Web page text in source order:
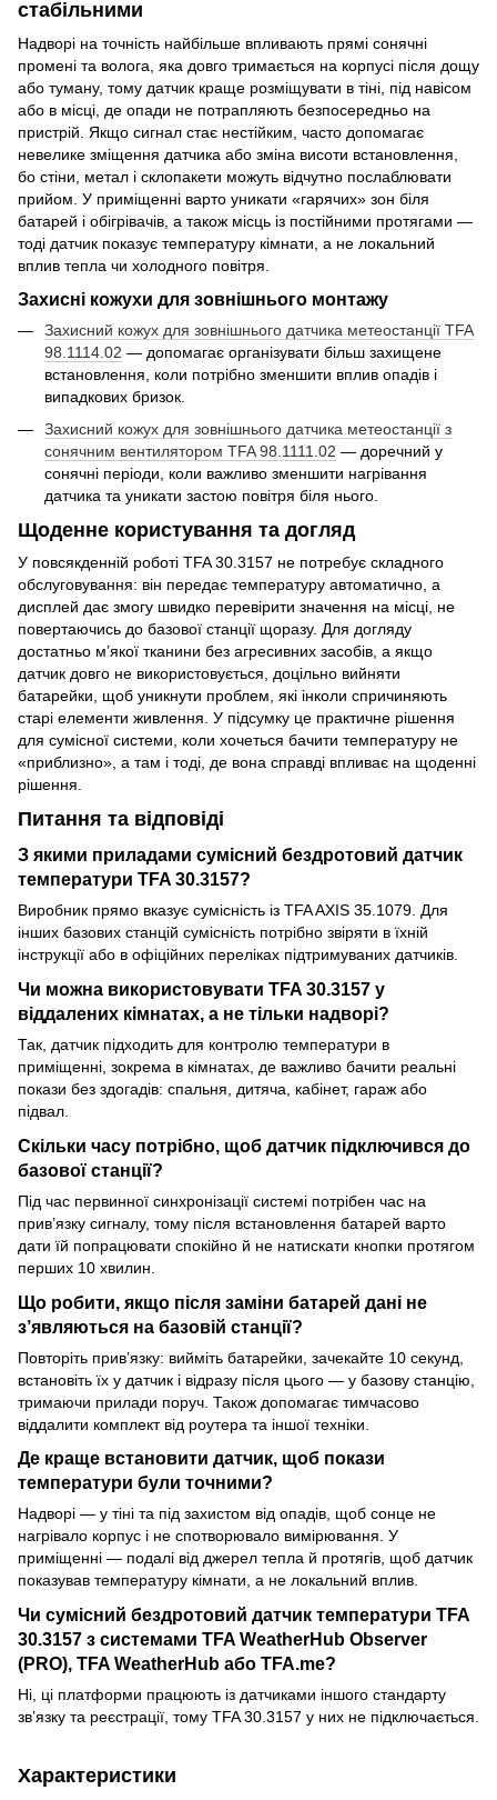
стабільними
Надворі на точність найбільше впливають прямі сонячні
промені та волога, яка довго тримається на корпусі після дощу
або туману, тому датчик краще розміщувати в тіні, під навісом
або в місці, де опади не потрапляють безпосередньо на
пристрій. Якщо сигнал стає нестійким, часто допомагає
невелике зміщення датчика або зміна висоти встановлення,
бо стіни, метал і склопакети можуть відчутно послаблювати
прийом. У приміщенні варто уникати «гарячих» зон біля
батарей і обігрівачів, а також місць із постійними протягами —
тоді датчик показує температуру кімнати, а не локальний
вплив тепла чи холодного повітря.
Захисні кожухи для зовнішнього монтажу
Захисний кожух для зовнішнього датчика метеостанції TFA
98.1114.02 — допомагає організувати більш захищене
встановлення, коли потрібно зменшити вплив опадів і
випадкових бризок.
Захисний кожух для зовнішнього датчика метеостанції з
сонячним вентилятором TFA 98.1111.02 — доречний у
сонячні періоди, коли важливо зменшити нагрівання
датчика та уникати застою повітря біля нього.
Щоденне користування та догляд
У повсякденній роботі TFA 30.3157 не потребує складного
обслуговування: він передає температуру автоматично, а
дисплей дає змогу швидко перевірити значення на місці, не
повертаючись до базової станції щоразу. Для догляду
достатньо м’якої тканини без агресивних засобів, а якщо
датчик довго не використовується, доцільно вийняти
батарейки, щоб уникнути проблем, які інколи спричиняють
старі елементи живлення. У підсумку це практичне рішення
для сумісної системи, коли хочеться бачити температуру не
«приблизно», а там і тоді, де вона справді впливає на щоденні
рішення.
Питання та відповіді
З якими приладами сумісний бездротовий датчик
температури TFA 30.3157?
Виробник прямо вказує сумісність із TFA AXIS 35.1079. Для
інших базових станцій сумісність потрібно звіряти в їхній
інструкції або в офіційних переліках підтримуваних датчиків.
Чи можна використовувати TFA 30.3157 у
віддалених кімнатах, а не тільки надворі?
Так, датчик підходить для контролю температури в
приміщенні, зокрема в кімнатах, де важливо бачити реальні
покази без здогадів: спальня, дитяча, кабінет, гараж або
підвал.
Скільки часу потрібно, щоб датчик підключився до
базової станції?
Під час первинної синхронізації системі потрібен час на
прив’язку сигналу, тому після встановлення батарей варто
дати їй попрацювати спокійно й не натискати кнопки протягом
перших 10 хвилин.
Що робити, якщо після заміни батарей дані не
з’являються на базовій станції?
Повторіть прив’язку: вийміть батарейки, зачекайте 10 секунд,
встановіть їх у датчик і відразу після цього — у базову станцію,
тримаючи прилади поруч. Також допомагає тимчасово
віддалити комплект від роутера та іншої техніки.
Де краще встановити датчик, щоб покази
температури були точними?
Надворі — у тіні та під захистом від опадів, щоб сонце не
нагрівало корпус і не спотворювало вимірювання. У
приміщенні — подалі від джерел тепла й протягів, щоб датчик
показував температуру кімнати, а не локальний вплив.
Чи сумісний бездротовий датчик температури TFA
30.3157 з системами TFA WeatherHub Observer
(PRO), TFA WeatherHub або TFA.me?
Ні, ці платформи працюють із датчиками іншого стандарту
зв’язку та реєстрації, тому TFA 30.3157 у них не підключається.
Характеристики